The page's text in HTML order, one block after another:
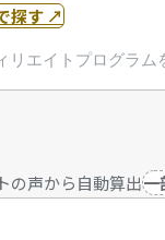
探す ↗
エイトプログラ
の声から自動算出一